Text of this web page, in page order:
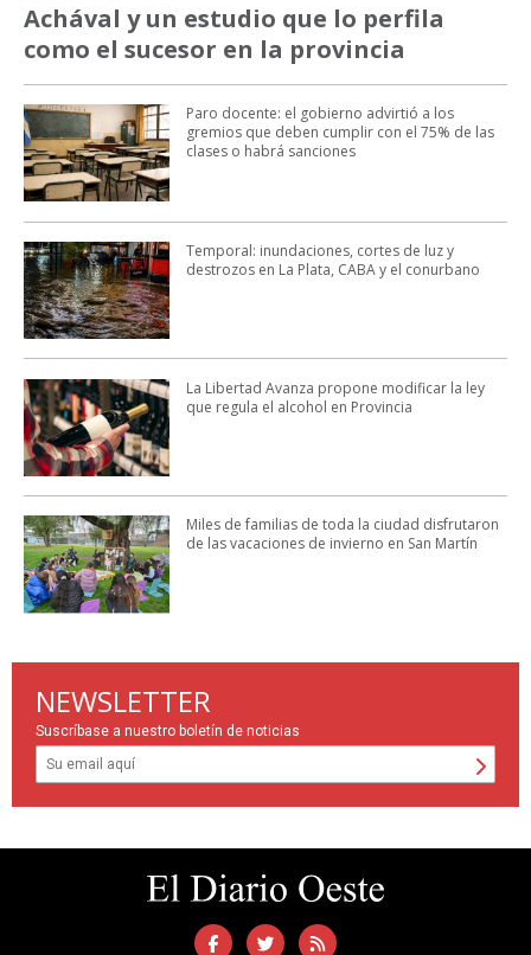
Achával y un estudio que lo perfila
como el sucesor en la provincia
Paro docente: el gobierno advirtió a los
gremios que deben cumplir con el 75% de las
clases o habrá sanciones
Temporal: inundaciones, cortes de luz y
destrozos en La Plata, CABA y el conurbano
La Libertad Avanza propone modificar la ley
que regula el alcohol en Provincia
Miles de familias de toda la ciudad disfrutaron
de las vacaciones de invierno en San Martín
NEWSLETTER
Suscríbase a nuestro boletín de noticias